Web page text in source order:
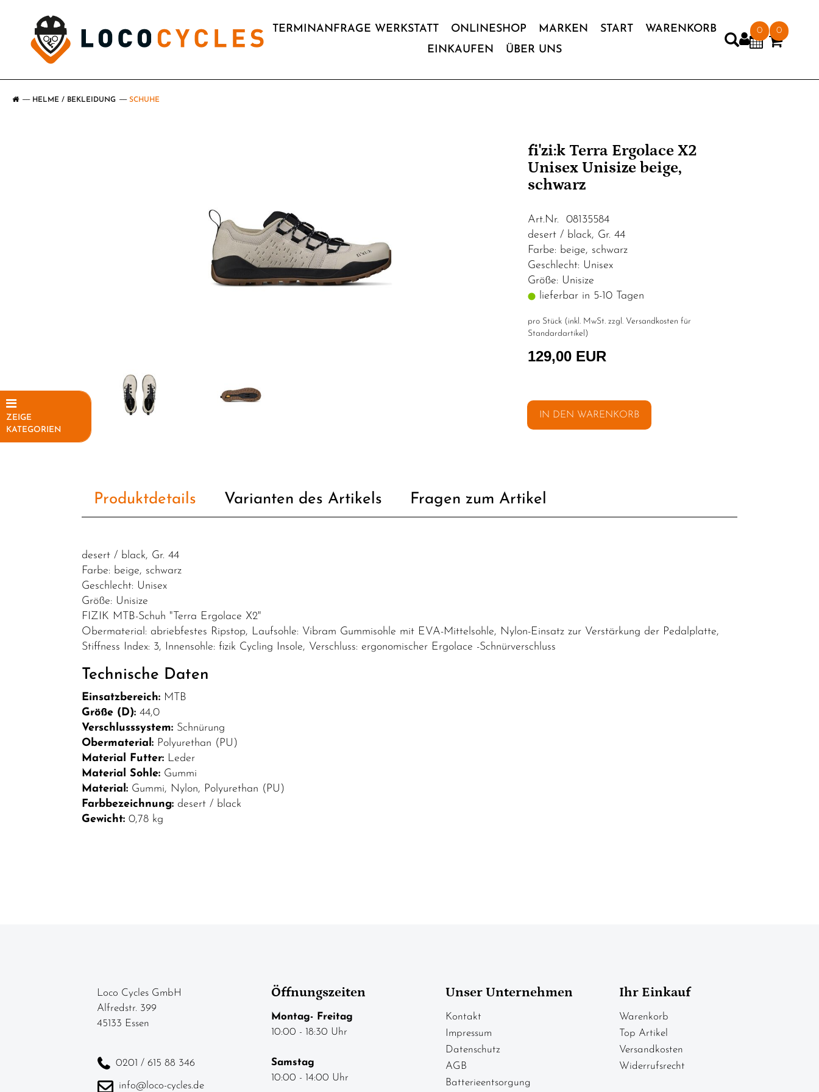
TERMINANFRAGE WERKSTATT ONLINESHOP MARKEN START
WARENKORB
EINKAUFEN
ÜBER UNS
0 0
HELME / BEKLEIDUNG SCHUHE
ZEIGE
KATEGORIEN
fi'zi:k Terra Ergolace X2
Unisex Unisize beige,
schwarz
Art.Nr. 08135584
desert / black, Gr. 44
Farbe: beige, schwarz
Geschlecht: Unisex
Größe: Unisize
lieferbar in 5-10 Tagen
pro Stück (inkl. MwSt. zzgl. Versandkosten für
Standardartikel )
129,00 EUR
IN DEN WARENKORB
Produktdetails Varianten des Artikels Fragen zum Artikel
desert / black, Gr. 44
Farbe: beige, schwarz
Geschlecht: Unisex
Größe: Unisize
FIZIK MTB-Schuh "Terra Ergolace X2"
Obermaterial: abriebfestes Ripstop, Laufsohle: Vibram Gummisohle mit EVA-Mittelsohle, Nylon-Einsatz zur Verstärkung der Pedalplatte,
Stiffness Index: 3, Innensohle: fizik Cycling Insole, Verschluss: ergonomischer Ergolace -Schnürverschluss
Technische Daten
Einsatzbereich: MTB
Größe (D): 44,0
Verschlusssystem: Schnürung
Obermaterial: Polyurethan (PU)
Material Futter: Leder
Material Sohle: Gummi
Material: Gummi, Nylon, Polyurethan (PU)
Farbbezeichnung: desert / black
Gewicht: 0,78 kg
Loco Cycles GmbH
Alfredstr. 399
45133 Essen
0201 / 615 88 346
info@loco-cycles.de
Öffnungszeiten
Montag- Freitag
10:00 - 18:30 Uhr
Samstag
10:00 - 14:00 Uhr
Unser Unternehmen
Kontakt
Impressum
Datenschutz
AGB
Batterieentsorgung
Ihr Einkauf
Warenkorb
Top Artikel
Versandkosten
Widerrufsrecht